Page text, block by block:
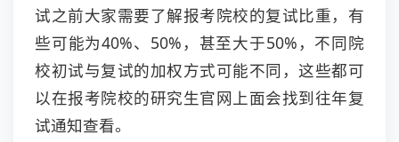
试之前大家需要了解报考院校的复试比重，有
些可能为40%、50%，甚至大于50%，不同院
校初试与复试的加权方式可能不同，这些都可
以在报考院校的研究生官网上面会找到往年复
试通知查看。